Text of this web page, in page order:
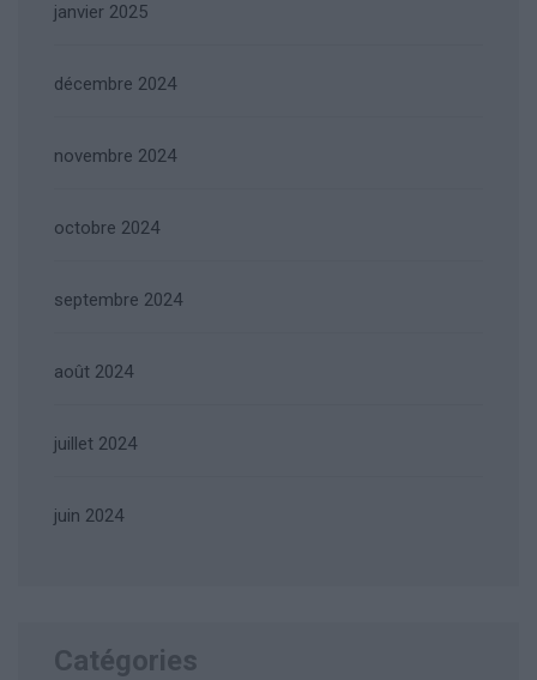
janvier 2025
décembre 2024
novembre 2024
octobre 2024
septembre 2024
août 2024
juillet 2024
juin 2024
Catégories